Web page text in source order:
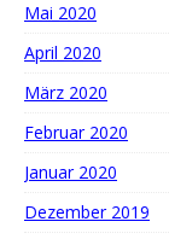
Mai 2020
April 2020
März 2020
Februar 2020
Januar 2020
Dezember 2019